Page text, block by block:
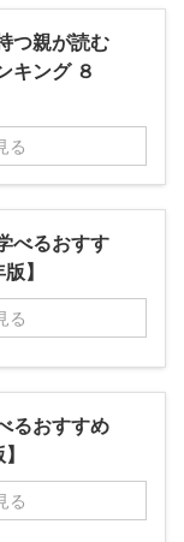
つ親が読む
キング ８
る
べるおすす
】
る
るおすすめ
る